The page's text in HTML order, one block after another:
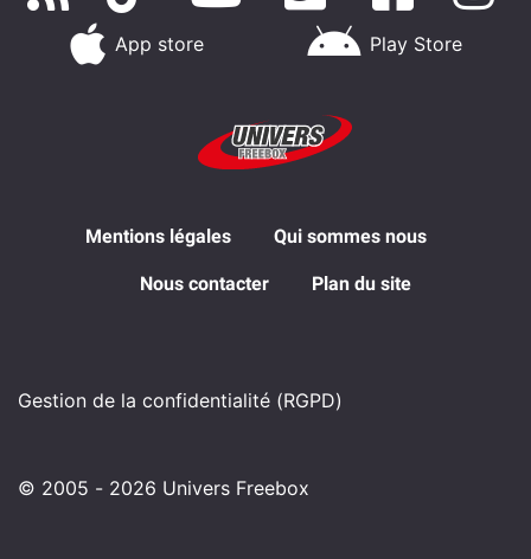
App store Play Store
Mentions légales Qui sommes nous
Nous contacter Plan du site
Gestion de la confidentialité (RGPD)
© 2005 - 2026 Univers Freebox